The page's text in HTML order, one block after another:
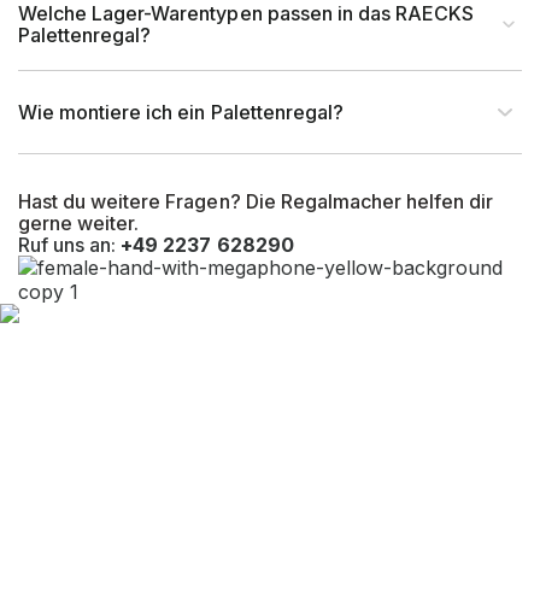
Hast du weitere Fragen? Die Regalmacher helfen dir
gerne weiter.
Ruf uns an: +49 2237 628290
Welche Lager-Warentypen passen in das RAECKS
Palettenregal?
Wie montiere ich ein Palettenregal?